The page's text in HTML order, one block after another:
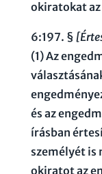
okiratokat
6:197. §
(1) Az
és az
írásban
személyét is
okiratot az